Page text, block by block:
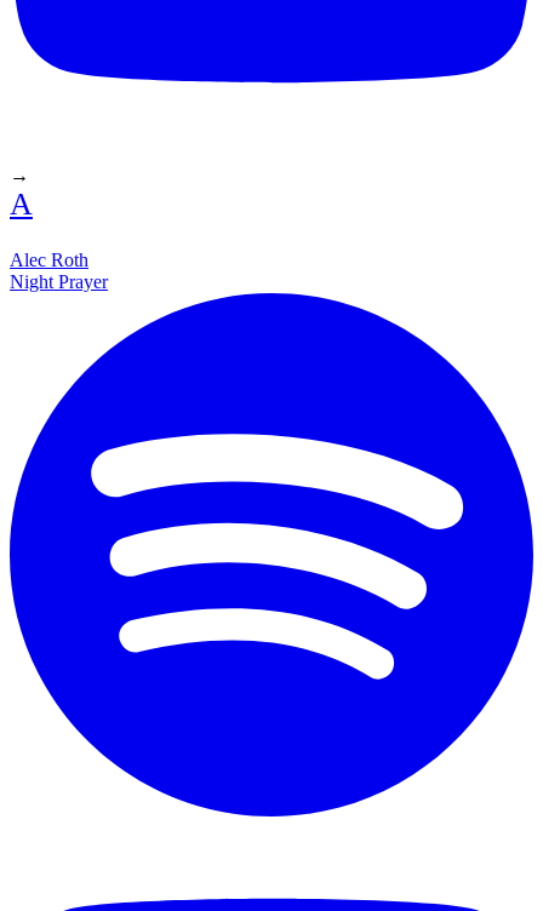
→
A
Alec Roth
Night Prayer